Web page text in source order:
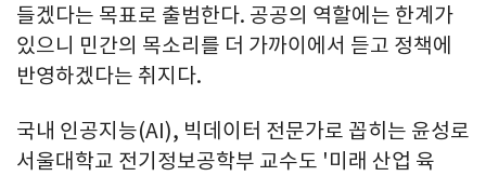
들겠다는 목표로 출범한다. 공공의 역할에는 한계가
있으니 민간의 목소리를 더 가까이에서 듣고 정책에
반영하겠다는 취지다.
국내 인공지능(AI), 빅데이터 전문가로 꼽히는 윤성로
서울대학교 전기정보공학부 교수도 '미래 산업 육